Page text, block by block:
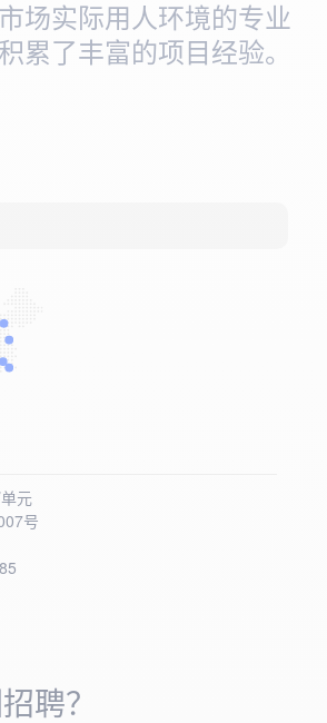
场实际用人环境的专业
累了丰富的项目经验。
元
号
聘？